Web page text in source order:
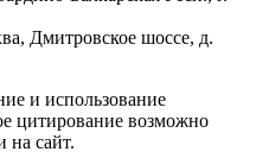
Дмитровское шоссе, д.
и использование
цитирование возможно
на сайт.